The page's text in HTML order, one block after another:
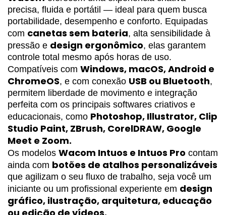
precisa, fluida e portátil — ideal para quem busca
portabilidade, desempenho e conforto. Equipadas
com canetas sem bateria, alta sensibilidade à
pressão e design ergonômico, elas garantem
controle total mesmo após horas de uso.
Compatíveis com Windows, macOS, Android e
ChromeOS, e com conexão USB ou Bluetooth,
permitem liberdade de movimento e integração
perfeita com os principais softwares criativos e
educacionais, como Photoshop, Illustrator, Clip
Studio Paint, ZBrush, CorelDRAW, Google
Meet e Zoom.
Os modelos Wacom Intuos e Intuos Pro contam
ainda com botões de atalhos personalizáveis
que agilizam o seu fluxo de trabalho, seja você um
iniciante ou um profissional experiente em design
gráfico, ilustração, arquitetura, educação